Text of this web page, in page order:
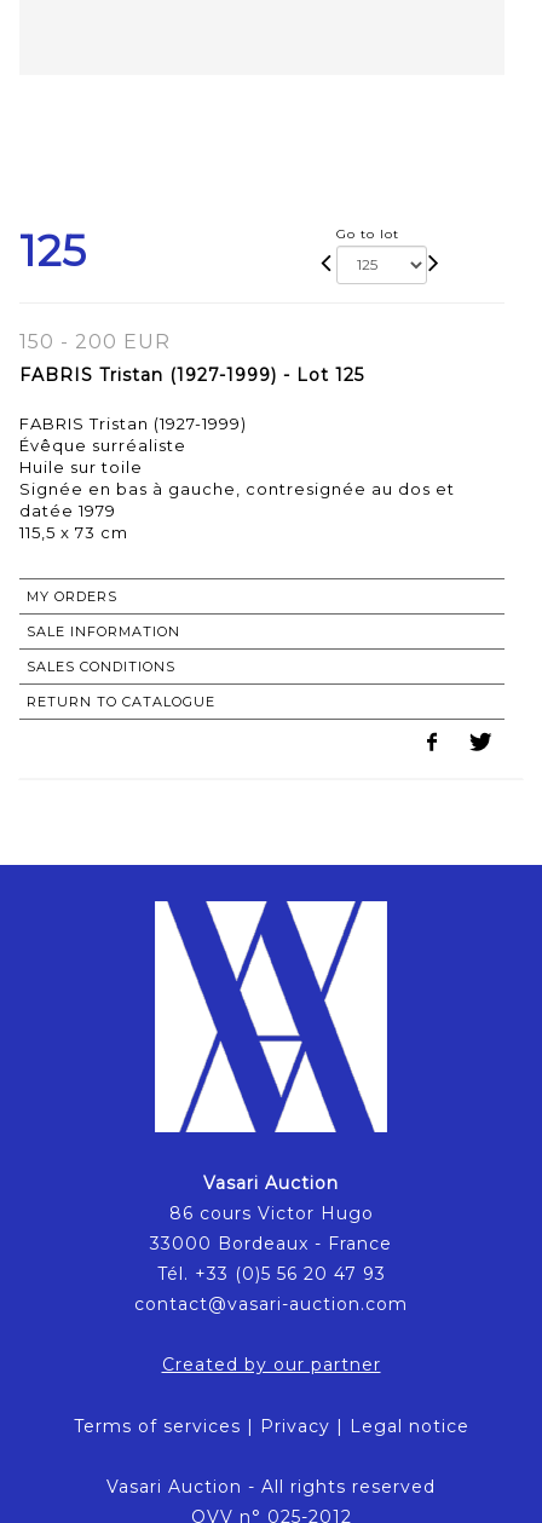
125 Go to lot
150 - 200 EUR
FABRIS Tristan (1927-1999) - Lot 125
FABRIS Tristan (1927-1999)
Évêque surréaliste
Huile sur toile
Signée en bas à gauche, contresignée au dos et
datée 1979
115,5 x 73 cm
MY ORDERS
SALE INFORMATION
SALES CONDITIONS
RETURN TO CATALOGUE
Vasari Auction
86 cours Victor Hugo
33000 Bordeaux - France
Tél. +33 (0)5 56 20 47 93
contact@vasari-auction.com
Created by our partner
Terms of services | Privacy | Legal notice
Vasari Auction - All rights reserved
OVV n° 025-2012